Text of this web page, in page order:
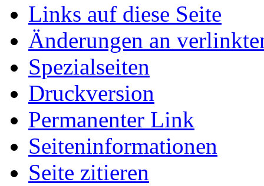
Links auf diese Seite
Änderungen an
Spezialseiten
Druckversion
Permanenter Link
Seiten­informationen
Seite zitieren